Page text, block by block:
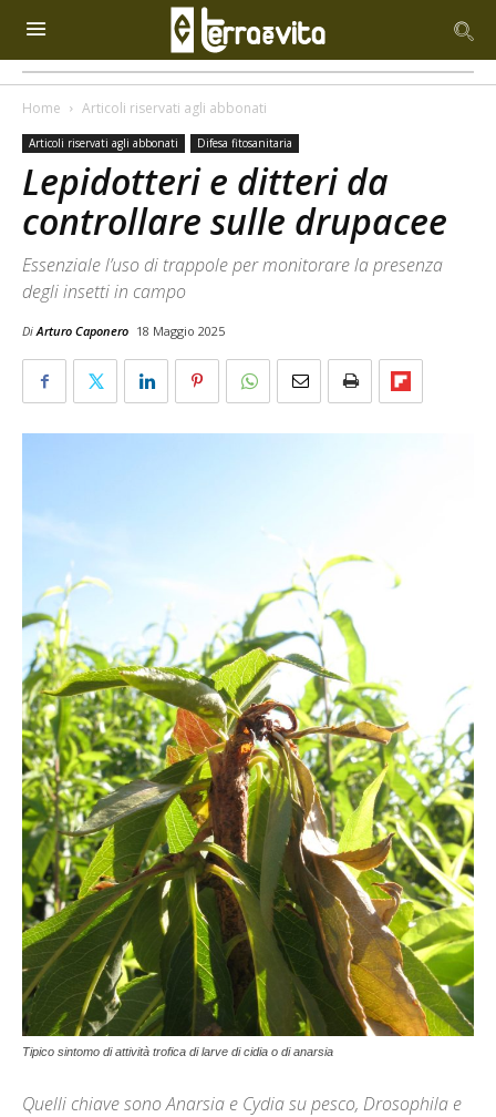
Home Articoli riservati agli abbonati
Articoli riservati agli abbonati Difesa fitosanitaria
Lepidotteri e ditteri da
controllare sulle drupacee
Essenziale l’uso di trappole per monitorare la presenza
degli insetti in campo
DiArturo Caponero 18 Maggio 2025
Tipico sintomo di attività trofica di larve di cidia o di anarsia
Quelli chiave sono Anarsia e Cydia su pesco, Drosophila e